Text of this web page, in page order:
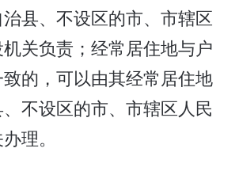
县、不设区的市、市辖区
关负责；经常居住地与户
的，可以由其经常居住地
不设区的市、市辖区人民
理。